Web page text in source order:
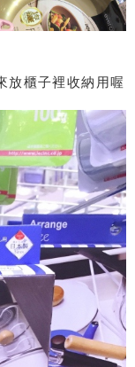
放櫃子裡收納用喔